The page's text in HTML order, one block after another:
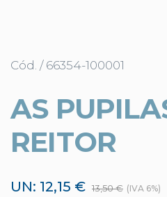
Cód. / 66354-100001
AS
REITOR
UN: 12,15 € 13,50 € (IVA 6%)